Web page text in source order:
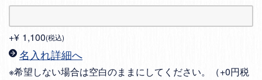
+¥ 1,100 税込
名入れ詳細へ
※希望しない場合は空白のままにしてください。（+0円税